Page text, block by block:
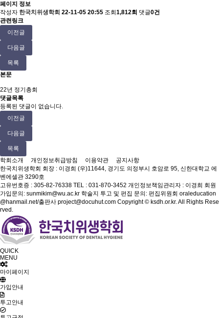
페이지 정보
작성자 한국치위생학회 22-11-05 20:55 조회 1,812회 댓글0건
관련링크
이전글
다음글
목록
본문
22년 정기총회
댓글목록
등록된 댓글이 없습니다.
이전글
다음글
목록
학회소개
개인정보취급방침 이용약관
공지사항
한국치위생학회 회장 : 이경희 (우)11644, 경기도 의정부시 호암로 95, 신한대학교 에
벤에셀관 3290호
고유번호증 : 305-82-76338 TEL : 031-870-3452 개인정보책임관리자 : 이경희 회원
가입문의: sunmikim@wu.ac.kr 학술지 투고 및 편집 문의: 편집위원회 oraleducation
@hanmail.net/출판사 project@docuhut.com Copyright © ksdh.or.kr. All Rights Rese
rved.
QUICK
MENU
마이페이지
가입안내
투고안내